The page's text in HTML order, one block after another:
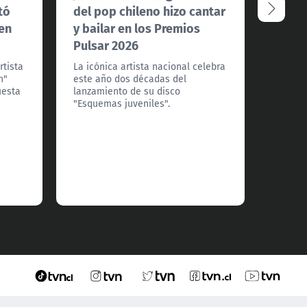
del pop chileno hizo cantar
y bailar en los Premios
Pulsar 2026
La icónica artista nacional celebra
este año dos décadas del
lanzamiento de su disco
"Esquemas juveniles".